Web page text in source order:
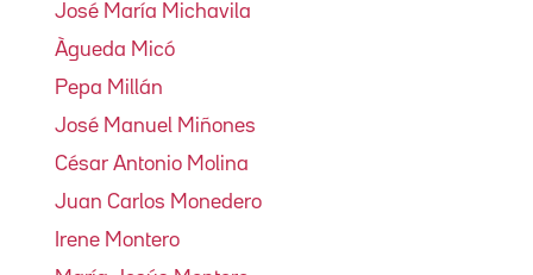
José María Michavila
Àgueda Micó
Pepa Millán
José Manuel Miñones
César Antonio Molina
Juan Carlos Monedero
Irene Montero